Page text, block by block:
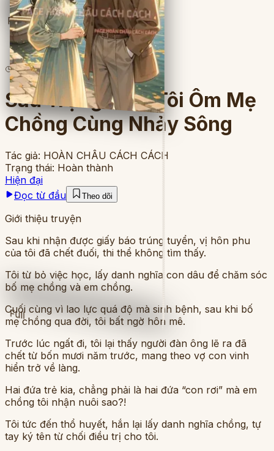
Full
Full
5lượt đọc 10 chương
Sau Trọng Sinh Tôi Ôm Mẹ
Chồng Cùng Nhảy Sông
Tác giả: HOÀN CHÂU CÁCH CÁCH
Trạng thái: Hoàn thành
Hiện đại
Đọc từ đầu
Theo dõi
Giới thiệu truyện
Sau khi nhận được giấy báo trúng tuyển, vị hôn phu
của tôi đã chết đuối, thi thể không tìm thấy.
Tôi từ bỏ việc học, lấy danh nghĩa con dâu để chăm sóc
bố mẹ chồng và em chồng.
Cuối cùng vì lao lực quá độ mà sinh bệnh, sau khi bố
mẹ chồng qua đời, tôi bất ngờ hôn mê.
Trước lúc ngất đi, tôi lại thấy người đàn ông lẽ ra đã
chết từ bốn mươi năm trước, mang theo vợ con vinh
hiển trở về làng.
Hai đứa trẻ kia, chẳng phải là hai đứa “con rơi” mà em
chồng tôi nhận nuôi sao?!
Tôi tức đến thổ huyết, hắn lại lấy danh nghĩa chồng, tự
tay ký tên từ chối điều trị cho tôi.